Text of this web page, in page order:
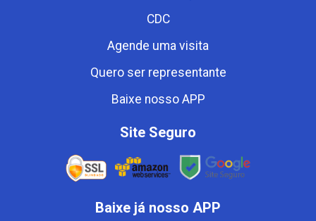
CDC
Agende uma visita
Quero ser representante
Baixe nosso APP
Site Seguro
Baixe já nosso APP